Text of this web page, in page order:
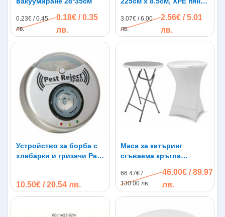
0.23€ / 0.45
лв.
0.18€ / 0.35
лв.
3.07€ / 6.00
лв.
2.56€ / 5.01
лв.
Устройство за борба с
хлебарки и гризачи Pest
10.50€ / 20.54 лв.
Маса за кетъринг
сгъваема кръгла
66.47€ /
130.00 лв.
46.00€ / 89.97
лв.